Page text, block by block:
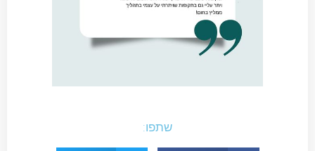
שתפו: